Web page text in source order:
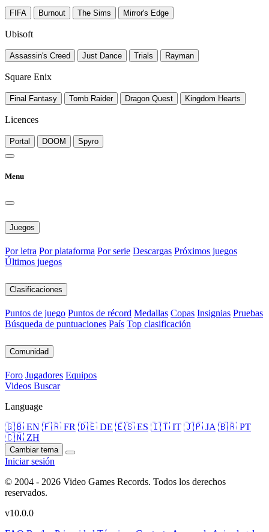
FIFA Burnout The Sims Mirror's Edge
Ubisoft
Assassin's Creed Just Dance Trials Rayman
Square Enix
Final Fantasy Tomb Raider Dragon Quest Kingdom Hearts
Licences
Portal DOOM Spyro
Menu
Juegos
Por letra Por plataforma Por serie Descargas Próximos juegos
Últimos juegos
Clasificaciones
Puntos de juego Puntos de récord Medallas Copas Insignias Pruebas
Búsqueda de puntuaciones País Top clasificación
Comunidad
Foro Jugadores Equipos
Videos Buscar
Language
🇬🇧 EN 🇫🇷 FR 🇩🇪 DE 🇪🇸 ES 🇮🇹 IT 🇯🇵 JA 🇧🇷 PT
🇨🇳 ZH
Cambiar tema
Iniciar sesión
© 2004 - 2026 Video Games Records. Todos los derechos
reservados.
v10.0.0